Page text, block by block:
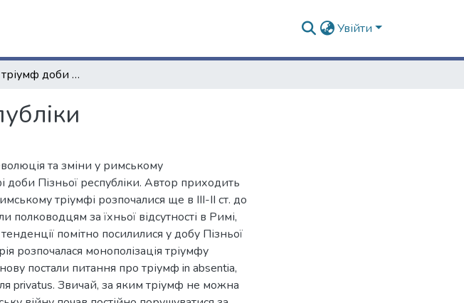
Увійти
Римський тріумф доби Пізньої Республіки
та зміни у римському
доби Пізньої республіки. Автор приходить
тріумфі розпочалися ще в ІІІ-ІІ ст. до
полководцям за їхньої відсутності в Римі,
помітно посилилися у добу Пізньої
розпочалася монополізація тріумфу
постали питання про тріумф in absentia,
privatus. Звичай, за яким тріумф не можна